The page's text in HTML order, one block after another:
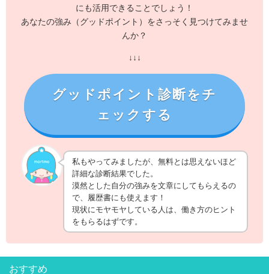
にも活用できることでしょう！
あなたの強み（グッドポイント）をさっそく見つけてみませ
んか？
↓↓↓
グッドポイント診断をチ
ェックする
私もやってみましたが、無料とは思えないほど
詳細な診断結果でした。
漠然とした自分の強みを文章にしてもらえるの
で、履歴書にも使えます！
現状にモヤモヤしている人は、働き方のヒント
をもらるはずです。
おすすめ